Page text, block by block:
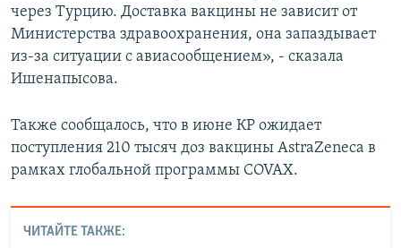
через Турцию. Доставка вакцины не зависит от
Министерства здравоохранения, она запаздывает
из-за ситуации с авиасообщением», - сказала
Ишенапысова.
Также сообщалось, что в июне КР ожидает
поступления 210 тысяч доз вакцины AstraZeneca в
рамках глобальной программы COVAX.
ЧИТАЙТЕ ТАКЖЕ: